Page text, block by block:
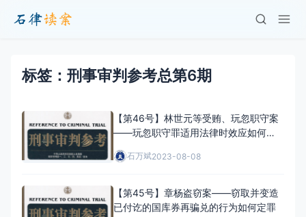
标签：刑事审判参考总第6期
【第46号】林世元等受贿、玩忽职守案
——玩忽职守罪适用法律时效应如何理
石万斌2023-08-08
【第45号】章杨盗窃案——窃取并变造
已付讫的国库券再骗兑的行为如何定罪